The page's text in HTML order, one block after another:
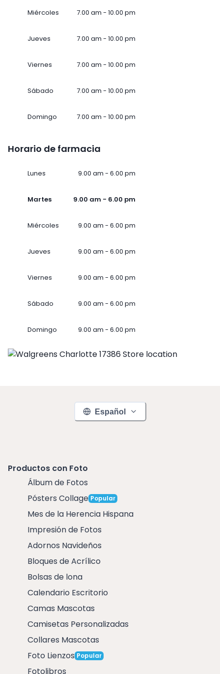
Miércoles 7.00 am - 10.00 pm
Jueves 7.00 am - 10.00 pm
Viernes 7.00 am - 10.00 pm
Sábado 7.00 am - 10.00 pm
Domingo 7.00 am - 10.00 pm
Horario de farmacia
Lunes 9.00 am - 6.00 pm
Martes 9.00 am - 6.00 pm
Miércoles 9.00 am - 6.00 pm
Jueves 9.00 am - 6.00 pm
Viernes 9.00 am - 6.00 pm
Sábado 9.00 am - 6.00 pm
Domingo 9.00 am - 6.00 pm
Español
Productos con Foto
Álbum de Fotos
Pósters Collage Popular
Mes de la Herencia Hispana
Impresión de Fotos
Adornos Navideños
Bloques de Acrílico
Bolsas de lona
Calendario Escritorio
Camas Mascotas
Camisetas Personalizadas
Collares Mascotas
Foto Lienzos Popular
Fotolibros